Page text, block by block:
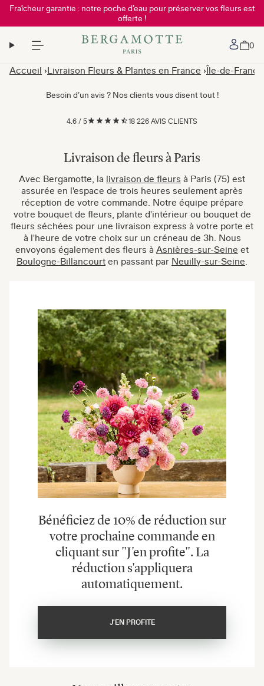
Fraîcheur garantie : notre poche d’eau pour préserver vos fleurs est
offerte !
Mon
0
Accueil Livraison Fleurs & Plantes en France Île-de-France
Besoin d’un avis ? Nos clients vous disent tout !
4.6 / 5 18 226 AVIS CLIENTS
Livraison de fleurs à Paris
Avec Bergamotte, la livraison de fleurs à Paris (75) est
assurée en l'espace de trois heures seulement après
réception de votre commande. Notre équipe prépare
votre bouquet de fleurs, plante d'intérieur ou bouquet de
fleurs séchées pour une livraison express à votre porte et
à l'heure de votre choix sur un créneau de 3h. Nous
envoyons également des fleurs à Asnières-sur-Seine et
Boulogne-Billancourt en passant par Neuilly-sur-Seine
Bénéficiez de 10% de réduction sur
votre prochaine commande en
cliquant sur "J'en profite". La
réduction s'appliquera
automatiquement.
J'EN PROFITE